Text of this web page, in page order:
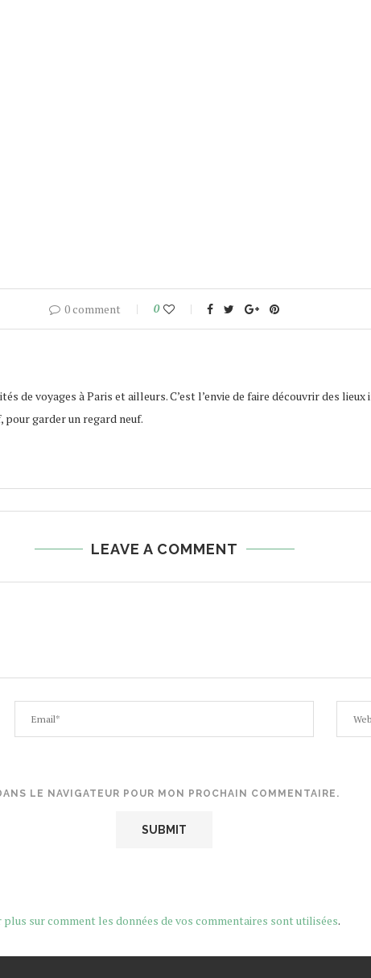
0 comment 0
de voyages à Paris et ailleurs. C’est l’envie de faire découvrir des
pour garder un regard neuf.
LEAVE A COMMENT
LE NAVIGATEUR POUR MON PROCHAIN COMMENTAIRE.
plus sur comment les données de vos commentaires sont utilisées.